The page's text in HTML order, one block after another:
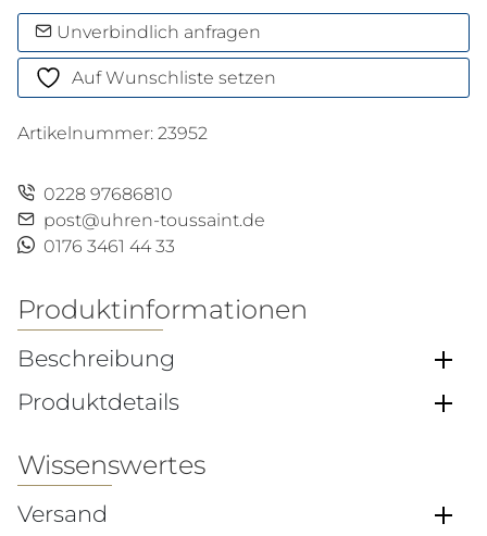
Prestige
Menge
Unverbindlich anfragen
Auf Wunschliste setzen
Artikelnummer: 23952
0228 97686810
post@uhren-toussaint.de
0176 3461 44 33
Produktinformationen
Beschreibung
Produktdetails
Wissenswertes
Versand